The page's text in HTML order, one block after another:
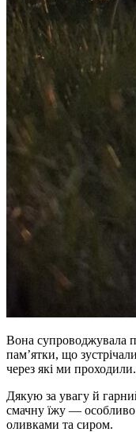
Вона супроводжувала
пам’ятки, що
через які ми проходили.
Дякую за увагу й
смачну їжу — особливо
оливками та сиром.